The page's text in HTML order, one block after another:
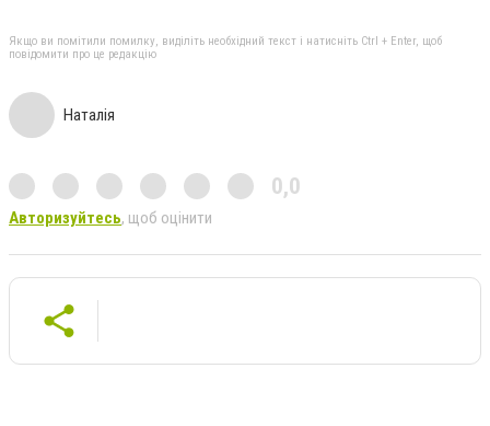
Якщо ви помітили помилку, виділіть необхідний текст і натисніть Ctrl + Enter, щоб
повідомити про це редакцію
Наталія
0,0
Авторизуйтесь, щоб оцінити